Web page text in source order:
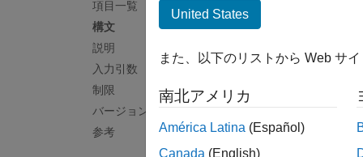
項目一覧
構文
説明
入力引数
制限
バージョン履歴
参考
説明
tf =
United States
また、以下のリストから Web サ
南北アメリカ
América Latina (Español)
Canada (English)